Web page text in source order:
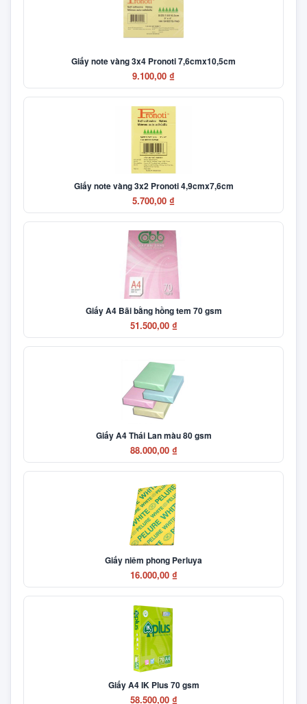
Giấy note vàng 3x4 Pronoti 7,6cmx10,5cm
9.100,00 ₫
Giấy note vàng 3x2 Pronoti 4,9cmx7,6cm
5.700,00 ₫
Giấy A4 Bãi bằng hồng tem 70 gsm
51.500,00 ₫
Giấy A4 Thái Lan màu 80 gsm
88.000,00 ₫
Giấy niêm phong Perluya
16.000,00 ₫
Giấy A4 IK Plus 70 gsm
58.500,00 ₫